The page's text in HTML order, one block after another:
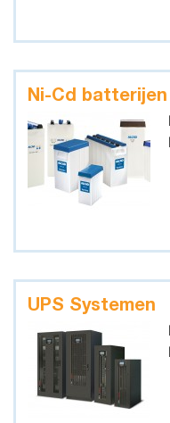
Ni-Cd batterijen
UPS Systemen